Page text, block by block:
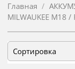
Главная
MILWAUKEE M18 /